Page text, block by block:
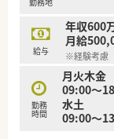
■年間1店
り、成長性
■グループ
術を積極的
【求人情報に
■管理薬剤
であり、経
給与
年収600
月給
※経験考慮
勤務
時間
月火木金
09:00～
水土
09:00～